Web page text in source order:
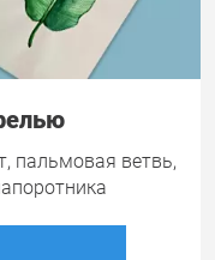
пальмовая ветвь,